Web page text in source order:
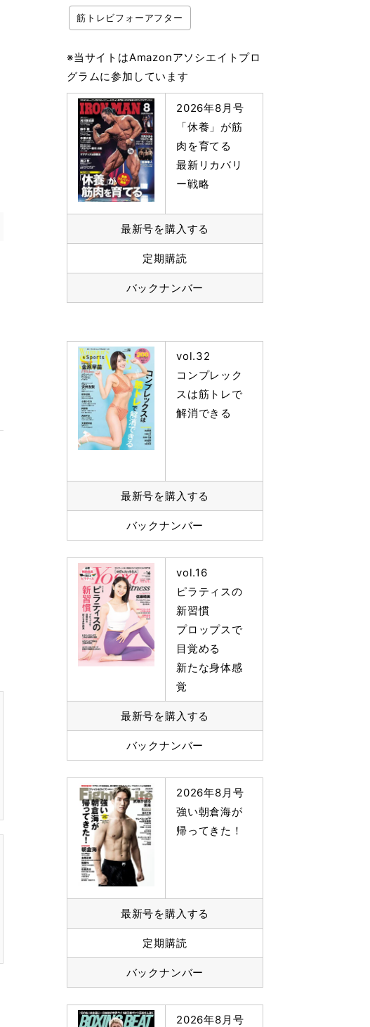
筋トレビフォーアフター
※当サイトはAmazonアソシエイトプロ
グラムに参加しています
2026年8月号
「休養」が筋
肉を育てる
最新リカバリ
ー戦略
最新号を購入する
定期購読
バックナンバー
vol.32
コンプレック
スは筋トレで
解消できる
最新号を購入する
バックナンバー
vol.16
ピラティスの
新習慣
プロップスで
目覚める
新たな身体感
覚
最新号を購入する
バックナンバー
2026年8月号
強い朝倉海が
帰ってきた！
最新号を購入する
定期購読
バックナンバー
2026年8月号